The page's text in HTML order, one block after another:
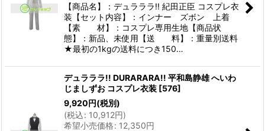
【商品名】：デュラララ!! 紀田正臣 コスプレ衣
装【セット内容】：インナー ズボン 上着
【素 材】：コスプレ専用生地【商品状
態】：新品、未使用【送 料】：重量別送料
★最初の1kgの送料につき150…
デュラララ!! DURARARA!! 平和島静雄 へいわ
じましずお コスプレ衣装 [576]
9,920円(税別)
(税込: 10,912円)
希望小売価格: 12,350円